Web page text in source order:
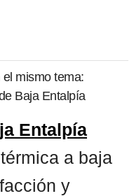
mismo tema:
Baja Entalpía
Entalpía
a baja
y